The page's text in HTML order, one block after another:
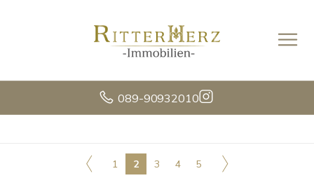
089-90932010
1 2 3 4 5